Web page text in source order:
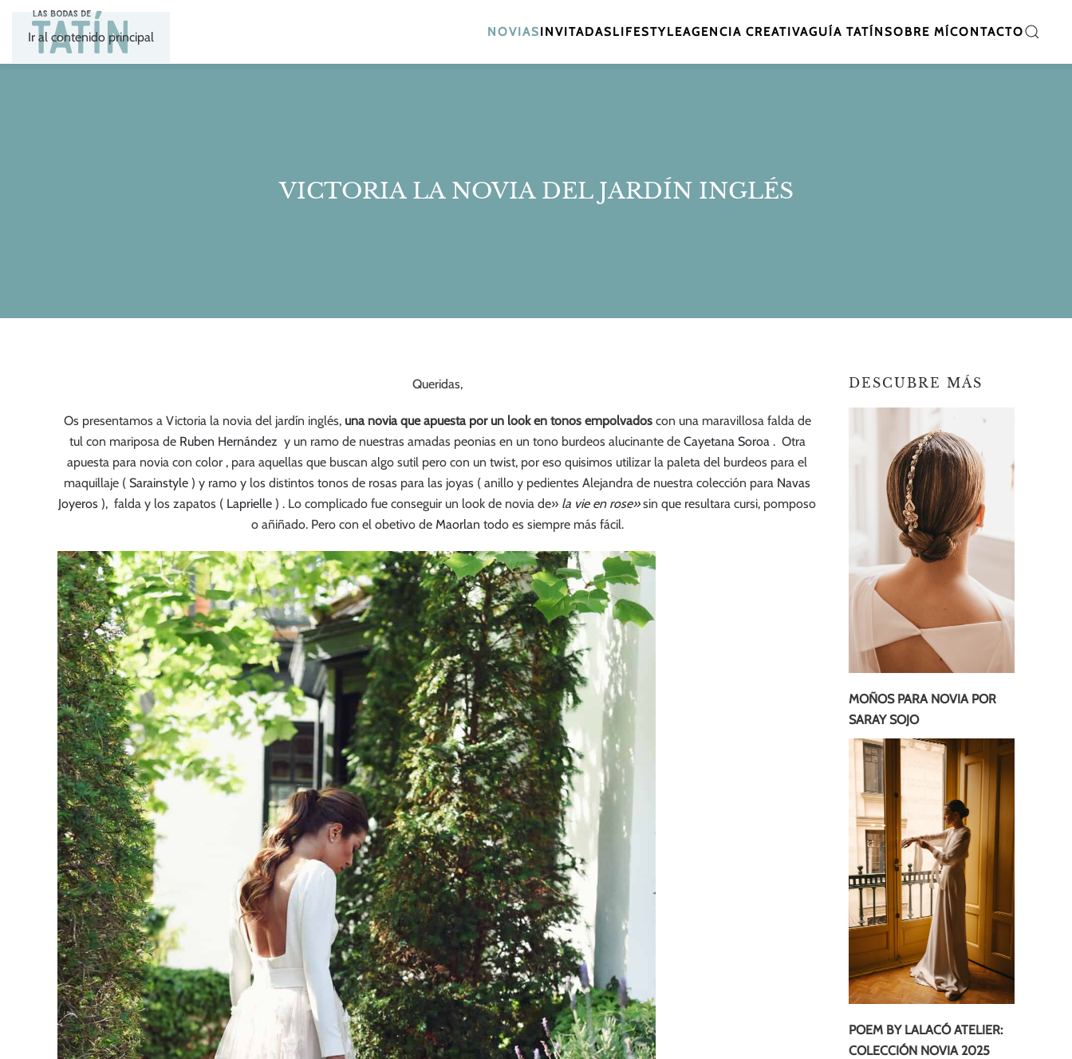
Ir al contenido principal NOVIASINVITADASLIFESTYLEAGENCIA CREATIVAGUÍA TATÍNSOBRE MÍCONTACTO
VICTORIA LA NOVIA DEL JARDÍN INGLÉS
Queridas,
Os presentamos a Victoria la novia del jardín inglés, una novia que apuesta por un look en tonos empolvadoscon una maravillosa falda de
tul con mariposa de Ruben Hernández y un ramo de nuestras amadas peonias en un tono burdeos alucinante de Cayetana Soroa. Otra
apuesta para novia con color , para aquellas que buscan algo sutil pero con un twist, por eso quisimos utilizar la paleta del burdeos para el
maquillaje ( Sarainstyle ) y ramo y los distintos tonos de rosas para las joyas ( anillo y pedientes Alejandra de nuestra colección para Navas
Joyeros ), falda y los zapatos ( Laprielle ) . Lo complicado fue conseguir un look de novia de» la vie en rose»sin que resultara cursi, pomposo
o añiñado. Pero con el obetivo de Maorlan todo es siempre más fácil.
DESCUBRE MÁS
MOÑOS PARA NOVIA POR
SARAY SOJO
POEM BY LALACÓ ATELIER:
COLECCIÓN NOVIA 2025